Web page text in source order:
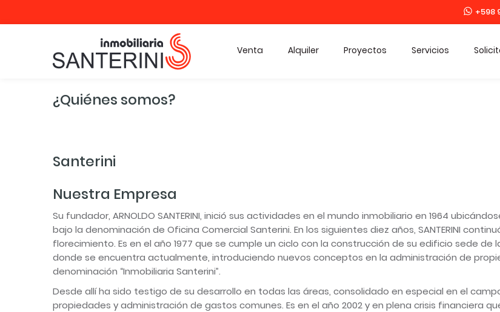
+598
Venta Alquiler Proyectos Servicios
¿Quiénes somos?
Santerini
Nuestra Empresa
Su fundador, ARNOLDO SANTERINI, inició sus actividades en el mundo inmobiliario en 1964
bajo la denominación de Oficina Comercial Santerini. En los siguientes diez años, SANTERINI
florecimiento. Es en el año 1977 que se cumple un ciclo con la construcción de su edificio sede de
donde se encuentra actualmente, introduciendo nuevos conceptos en la administración de
denominación “Inmobiliaria Santerini”.
Desde allí ha sido testigo de su desarrollo en todas las áreas, consolidado en especial en el
propiedades y administración de gastos comunes. Es en el año 2002 y en plena crisis financiera